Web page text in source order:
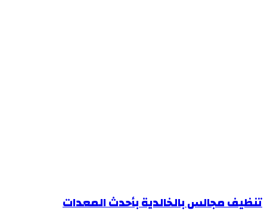
تنظيف مجالس بالخالدية بأحدث المعدات